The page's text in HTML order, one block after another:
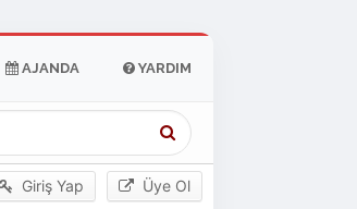
AJANDA YARDIM
Giriş Yap Üye Ol